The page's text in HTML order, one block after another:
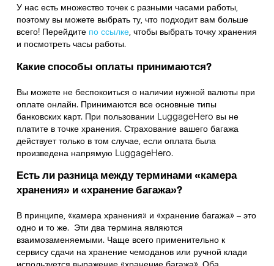
У нас есть множество точек с разными часами работы,
поэтому вы можете выбрать ту, что подходит вам больше
всего! Перейдите по ссылке,чтобы выбрать точку хранения
и посмотреть часы работы.
Какие способы оплаты принимаются?
Вы можете не беспокоиться о наличии нужной валюты при
оплате онлайн. Принимаются все основные типы
банковских карт. При пользовании LuggageHero вы не
платите в точке хранения. Страхование вашего багажа
действует только в том случае, если оплата была
произведена напрямую LuggageHero.
Есть ли разница между терминами «камера
хранения» и «хранение багажа»?
В принципе, «камера хранения» и «хранение багажа» – это
одно и то же. Эти два термина являются
взаимозаменяемыми. Чаще всего применительно к
сервису сдачи на хранение чемоданов или ручной клади
используется выражение «хранение багажа». Оба